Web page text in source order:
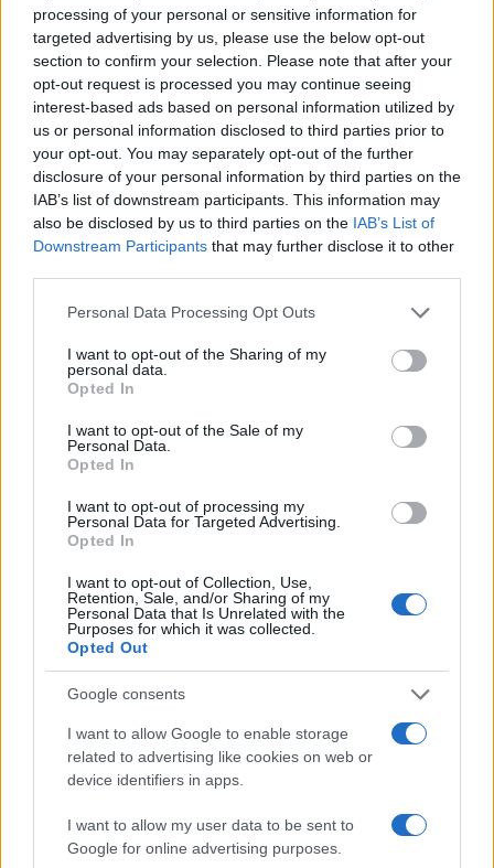
processing of your personal or sensitive information for
targeted advertising by us, please use the below opt-out
section to confirm your selection. Please note that after your
opt-out request is processed you may continue seeing
interest-based ads based on personal information utilized by
us or personal information disclosed to third parties prior to
your opt-out. You may separately opt-out of the further
disclosure of your personal information by third parties on the
IAB’s list of downstream participants. This information may
also be disclosed by us to third parties on the IAB’s List of
Downstream Participants that may further disclose it to other
Please note that this website/app uses one or more Google
not limited to your visit or usage behaviour. You may click to
grant or deny consent to Google and its third-party tags to
use your data for below specified purposes in below Google
consent section.
Personal Data Processing Opt Outs
I want to opt-out of the Sharing of my
personal data.
Opted In
I want to opt-out of the Sale of my
Personal Data.
Opted In
I want to opt-out of processing my
Personal Data for Targeted Advertising.
Opted In
I want to opt-out of Collection, Use,
Retention, Sale, and/or Sharing of my
Personal Data that Is Unrelated with the
Purposes for which it was collected.
Opted Out
Google consents
I want to allow Google to enable storage
related to advertising like cookies on web or
device identifiers in apps.
I want to allow my user data to be sent to
Google for online advertising purposes.
Continua a leggere
NEWS